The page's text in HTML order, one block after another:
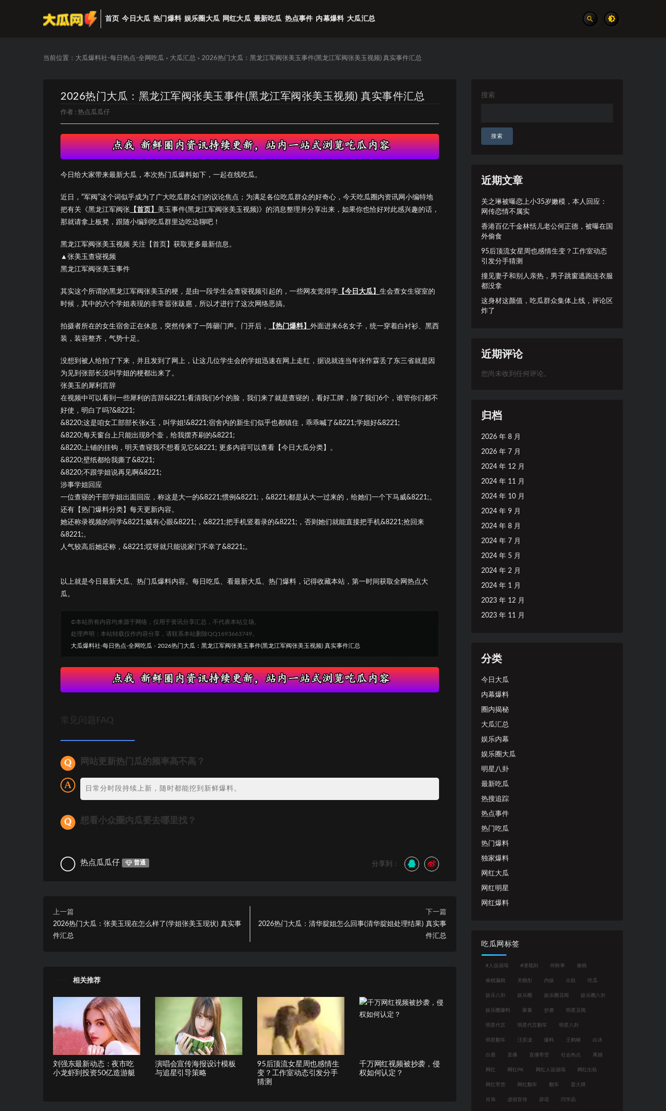
首页 今日大瓜 热门爆料 娱乐圈大瓜 网红大瓜 最新吃瓜 热点事件 内幕爆料 大瓜汇总
当前位置： 大瓜爆料社-每日热点-全网吃瓜 > 大瓜汇总 > 2026热门大瓜：黑龙江军阀张美玉事件(黑龙江军阀张美玉视频) 真实事件汇总
2026热门大瓜：黑龙江军阀张美玉事件(黑龙江军阀张美玉视频) 真实事件汇总
作者 : 热点瓜瓜仔
今日给大家带来最新大瓜，本次热门瓜爆料如下，一起在线吃瓜。
近日，“军阀”这个词似乎成为了广大吃瓜群众们的议论焦点；为满足各位吃瓜群众的好奇心，今天吃瓜圈内资讯网小编特地
把有关《黑龙江军阀张 【首页】 美玉事件(黑龙江军阀张美玉视频)》的消息整理并分享出来，如果你也恰好对此感兴趣的话，
那就请拿上板凳，跟随小编到吃瓜群里边吃边聊吧！
黑龙江军阀张美玉视频 关注【首页】获取更多最新信息。
▲张美玉查寝视频
黑龙江军阀张美玉事件
其实这个所谓的黑龙江军阀张美玉的梗，是由一段学生会查寝视频引起的，一些网友觉得学 【今日大瓜】 生会查女生寝室的
时候，其中的六个学姐表现的非常嚣张跋扈，所以才进行了这次网络恶搞。
拍摄者所在的女生宿舍正在休息，突然传来了一阵砸门声。门开后， 【热门爆料】 外面进来6名女子，统一穿着白衬衫、黑西
装，装容整齐，气势十足。
没想到被人给拍了下来，并且发到了网上，让这几位学生会的学姐迅速在网上走红，据说就连当年张作霖丢了东三省就是因
为见到张部长没叫学姐的梗都出来了。
张美玉的犀利言辞
在视频中可以看到一些犀利的言辞&8221;看清我们6个的脸，我们来了就是查寝的，看好工牌，除了我们6个，谁管你们都不
好使，明白了吗?&8221;
&8220;这是咱女工部部长张x玉，叫学姐!&8221;宿舍内的新生们似乎也都镇住，乖乖喊了&8221;学姐好&8221;
&8220;每天窗台上只能出现8个壶，给我摆齐刷的&8221;
&8220;上铺的挂钩，明天查寝我不想看见它&8221; 更多内容可以查看【今日大瓜分类】。
&8220;壁纸都给我撕了&8221;
&8220;不跟学姐说再见啊&8221;
涉事学姐回应
一位查寝的干部学姐出面回应，称这是大一的&8221;惯例&8221;，&8221;都是从大一过来的，给她们一个下马威&8221;。
还有【热门爆料分类】每天更新内容。
她还称录视频的同学&8221;贼有心眼&8221;，&8221;把手机竖着录的&8221;，否则她们就能直接把手机&8221;抢回来
&8221;。
人气较高后她还称，&8221;哎呀就只能说家门不幸了&8221;。
以上就是今日最新大瓜、热门瓜爆料内容。每日吃瓜、看最新大瓜、热门爆料，记得收藏本站，第一时间获取全网热点大
瓜。
©本站所有内容均来源于网络，仅用于资讯分享汇总，不代表本站立场。
处理声明：本站转载仅作内容分享，请联系本站删除QQ1693663749。
大瓜爆料社-每日热点-全网吃瓜 » 2026热门大瓜：黑龙江军阀张美玉事件(黑龙江军阀张美玉视频) 真实事件汇总
常见问题FAQ
网站更新热门瓜的频率高不高？
日常分时段持续上新，随时都能挖到新鲜爆料。
想看小众圈内瓜要去哪里找？
热点瓜瓜仔 普通 分享到：
上一篇
2026热门大瓜：张美玉现在怎么样了(学姐张美玉现状) 真实事
件汇总
下一篇
2026热门大瓜：清华腚姐怎么回事(清华腚姐处理结果) 真实事
件汇总
相关推荐
刘强东最新动态：夜市吃
小龙虾到投资50亿造游艇
演唱会宣传海报设计模板
与追星引导策略
95后顶流女星周也感情生
变？工作室动态引发分手
猜测
千万网红视频被抄袭，侵
权如何认定？
搜索
搜索
近期文章
关之琳被曝恋上小35岁嫩模，本人回应：
网传恋情不属实
香港百亿千金林恬儿老公何正德，被曝在国
外偷食
95后顶流女星周也感情生变？工作室动态
引发分手猜测
撞见妻子和别人亲热，男子跳窗逃跑连衣服
都没拿
这身材这颜值，吃瓜群众集体上线，评论区
炸了
近期评论
您尚未收到任何评论。
归档
2026 年 8 月
2026 年 7 月
2024 年 12 月
2024 年 11 月
2024 年 10 月
2024 年 9 月
2024 年 8 月
2024 年 7 月
2024 年 5 月
2024 年 2 月
2024 年 1 月
2023 年 12 月
2023 年 11 月
分类
今日大瓜
内幕爆料
圈内揭秘
大瓜汇总
娱乐内幕
娱乐圈大瓜
明星八卦
最新吃瓜
热搜追踪
热点事件
热门吃瓜
热门爆料
独家爆料
网红大瓜
网红明星
网红爆料
吃瓜网标签
#人设崩塌 #潜规则 何秋亊 偷税
偷税漏税 关晓彤 内娱 出轨 吃瓜
娱乐八卦 娱乐圈 娱乐圈丑闻 娱乐圈八卦
娱乐圈爆料 家暴 抄袭 明星丑闻
明星代言 明星代言翻车 明星八卦
明星翻车 汪苏泷 爆料 王鹤棣 白冰
白鹿 直播 直播带货 社会热点 离婚
网红 网红PK 网红人设崩塌 网红出轨
网红带货 网红翻车 翻车 耍大牌
肖旭 虚假宣传 辟谣 闫学晶